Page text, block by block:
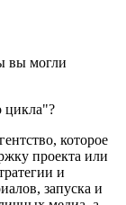
вы могли
цикла"?
которое
проекта или
и
запуска и